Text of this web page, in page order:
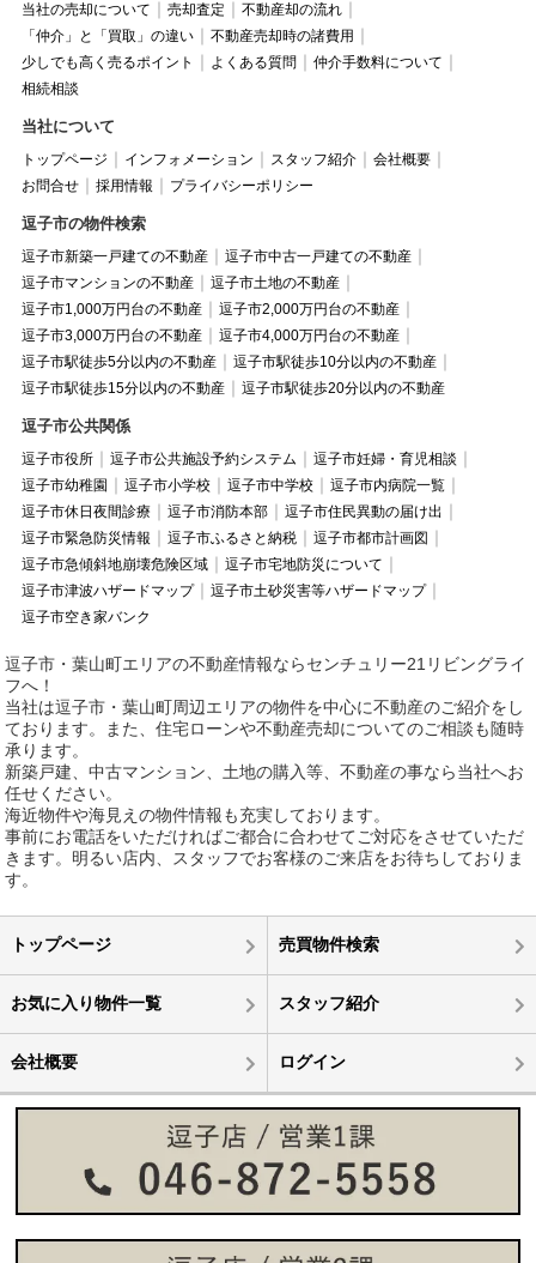
当社の売却について 売却査定
不動産却の流れ
「仲介」と「買取」の違い
不動産売却時の諸費用
少しでも高く売るポイント
よくある質問
仲介手数料について
相続相談
当社について
トップページ インフォメーション スタッフ紹介
会社概要
お問合せ
採用情報 プライバシーポリシー
逗子市の物件検索
逗子市新築一戸建ての不動産
逗子市中古一戸建ての不動産
逗子市マンションの不動産
逗子市土地の不動産
逗子市1,000万円台の不動産
逗子市2,000万円台の不動産
逗子市3,000万円台の不動産
逗子市4,000万円台の不動産
逗子市駅徒歩5分以内の不動産
逗子市駅徒歩10分以内の不動産
逗子市駅徒歩15分以内の不動産
逗子市駅徒歩20分以内の不動産
逗子市公共関係
逗子市役所 逗子市公共施設予約システム
逗子市妊婦・育児相談
逗子市幼稚園
逗子市小学校 逗子市中学校
逗子市内病院一覧
逗子市休日夜間診療
逗子市消防本部
逗子市住民異動の届け出
逗子市緊急防災情報
逗子市ふるさと納税
逗子市都市計画図
逗子市急傾斜地崩壊危険区域
逗子市宅地防災について
逗子市津波ハザードマップ
逗子市土砂災害等ハザードマップ
逗子市空き家バンク
逗子市・葉山町エリアの不動産情報ならセンチュリー21リビングライ
フへ！
当社は逗子市・葉山町周辺エリアの物件を中心に不動産のご紹介をし
ております。また、住宅ローンや不動産売却についてのご相談も随時
承ります。
新築戸建、中古マンション、土地の購入等、不動産の事なら当社へお
任せください。
海近物件や海見えの物件情報も充実しております。
事前にお電話をいただければご都合に合わせてご対応をさせていただ
きます。明るい店内、スタッフでお客様のご来店をお待ちしておりま
す。
トップページ 売買物件検索
お気に入り物件一覧 スタッフ紹介
会社概要 ログイン